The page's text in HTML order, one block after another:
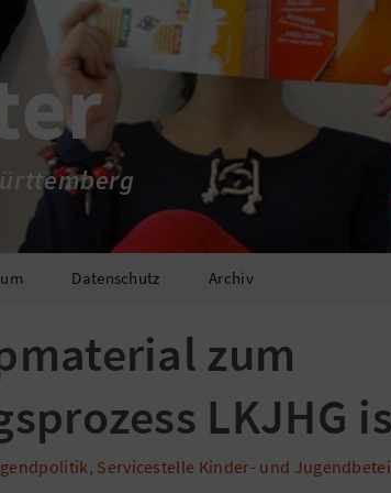
Datenschutz Archiv
zum
LKJHG
, Servicestelle Kinder- und